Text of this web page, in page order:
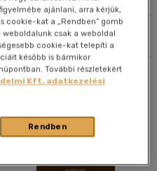
Rendezés
3db
ajánlani, arra kérjük,
cookie-kat a „Rendben” gomb
csak a weboldal
cookie-kat telepíti a
később is bármikor
További részletekért
Kft. adatkezelési
Rendben